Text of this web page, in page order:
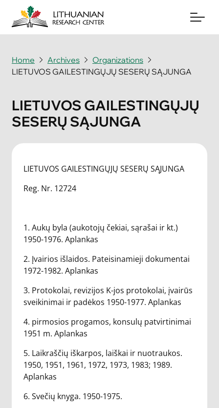
About
Periodicals
Books
News & Events
Support Us
Home Archives
Organizations
LIETUVOS GAILESTINGŲJŲ SESERŲ SĄJUNGA
LIETUVOS GAILESTINGŲJŲ
SESERŲ SĄJUNGA
LIETUVOS GAILESTINGŲJŲ SESERŲ SĄJUNGA
Reg. Nr. 12724
1. Aukų byla (aukotojų čekiai, sąrašai ir kt.)
1950-1976. Aplankas
2. Įvairios išlaidos. Pateisinamieji dokumentai
1972-1982. Aplankas
3. Protokolai, revizijos K-jos protokolai, įvairūs
sveikinimai ir padėkos 1950-1977. Aplankas
4. pirmosios progamos, konsulų patvirtinimai
1951 m. Aplankas
5. Laikraščių iškarpos, laiškai ir nuotraukos.
1950, 1951, 1961, 1972, 1973, 1983; 1989.
Aplankas
6. Svečių knyga. 1950-1975.